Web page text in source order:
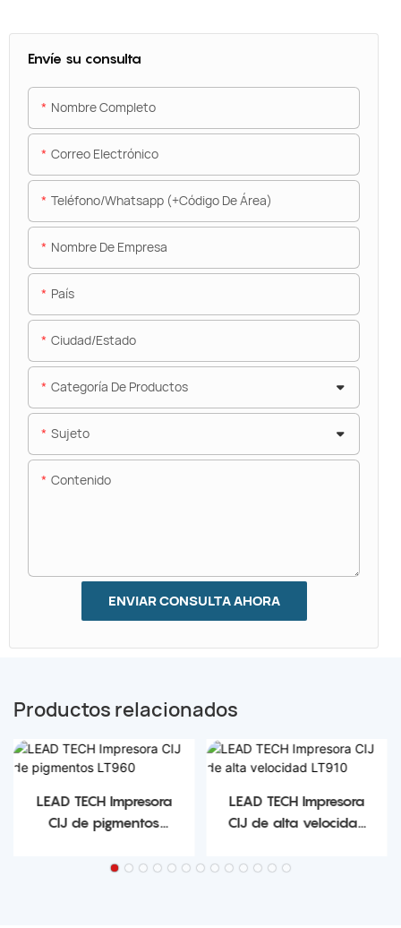
Envíe su consulta
Nombre Completo
Correo Electrónico
Teléfono/whatsapp (+código De Área)
Nombre De Empresa
País
Ciudad/estado
Categoría De Productos
Sujeto
Contenido
ENVIAR CONSULTA AHORA
Productos relacionados
LEAD TECH Impresora
CIJ de pigmentos
LEAD TECH Impresora
CIJ de alta velocidad